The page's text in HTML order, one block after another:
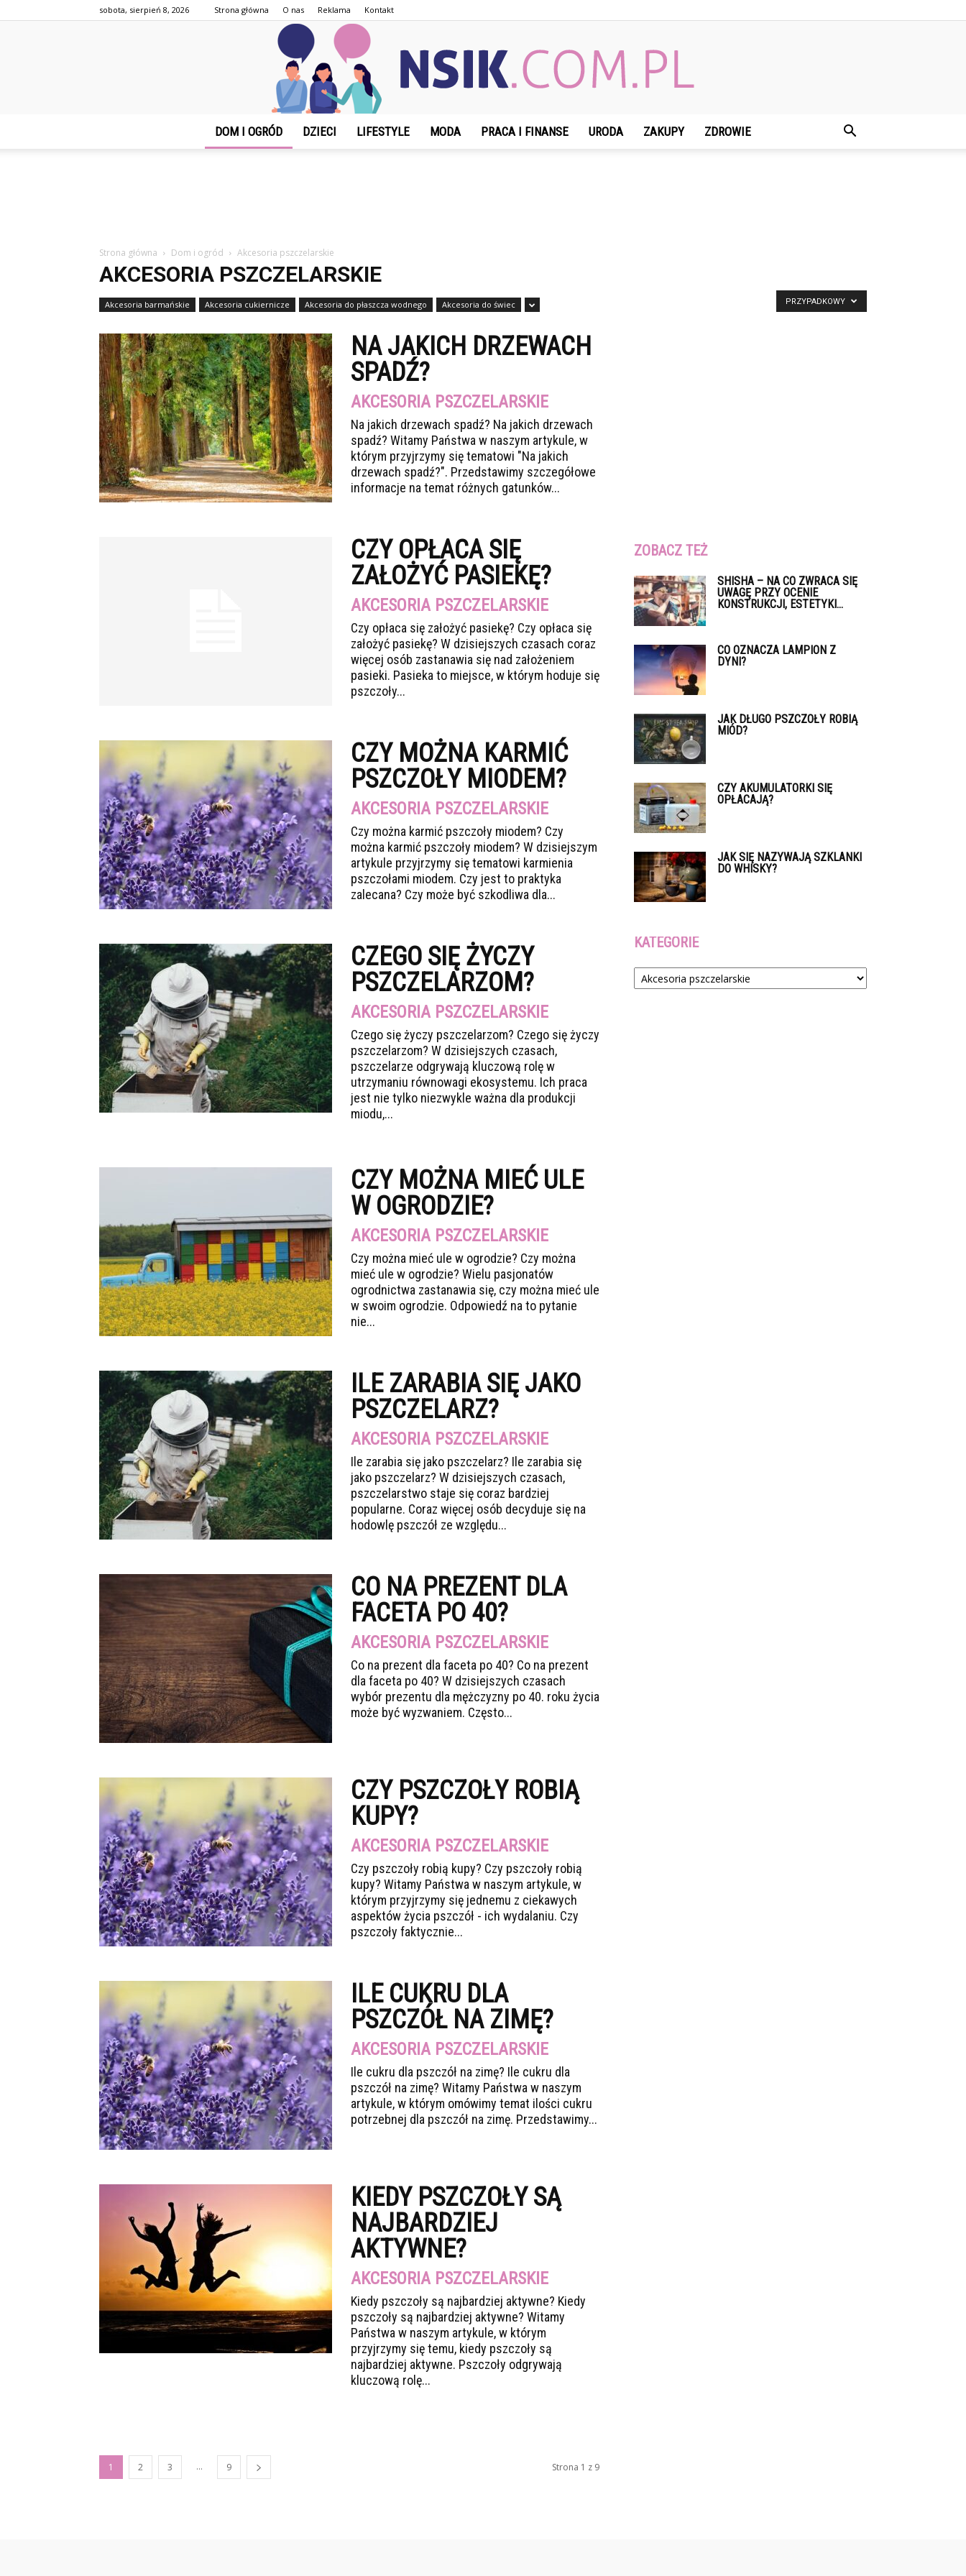
sobota, sierpień 8, 2026 Strona główna O nas Reklama Kontakt
DOM I OGRÓD DZIECI LIFESTYLE MODA PRACA I FINANSE URODA ZAKUPY ZDROWIE
Strona główna Dom i ogród Akcesoria pszczelarskie
AKCESORIA PSZCZELARSKIE
Akcesoria barmańskie Akcesoria cukiernicze Akcesoria do płaszcza wodnego Akcesoria do świec PRZYPADKOWY
NA JAKICH DRZEWACH
SPADŹ?
AKCESORIA PSZCZELARSKIE
Na jakich drzewach spadź? Na jakich drzewach
spadź? Witamy Państwa w naszym artykule, w
którym przyjrzymy się tematowi "Na jakich
drzewach spadź?". Przedstawimy szczegółowe
informacje na temat różnych gatunków...
CZY OPŁACA SIĘ
ZAŁOŻYĆ PASIEKĘ?
AKCESORIA PSZCZELARSKIE
Czy opłaca się założyć pasiekę? Czy opłaca się
założyć pasiekę? W dzisiejszych czasach coraz
więcej osób zastanawia się nad założeniem
pasieki. Pasieka to miejsce, w którym hoduje się
pszczoły...
CZY MOŻNA KARMIĆ
PSZCZOŁY MIODEM?
AKCESORIA PSZCZELARSKIE
Czy można karmić pszczoły miodem? Czy
można karmić pszczoły miodem? W dzisiejszym
artykule przyjrzymy się tematowi karmienia
pszczołami miodem. Czy jest to praktyka
zalecana? Czy może być szkodliwa dla...
CZEGO SIĘ ŻYCZY
PSZCZELARZOM?
AKCESORIA PSZCZELARSKIE
Czego się życzy pszczelarzom? Czego się życzy
pszczelarzom? W dzisiejszych czasach,
pszczelarze odgrywają kluczową rolę w
utrzymaniu równowagi ekosystemu. Ich praca
jest nie tylko niezwykle ważna dla produkcji
miodu,...
CZY MOŻNA MIEĆ ULE
W OGRODZIE?
AKCESORIA PSZCZELARSKIE
Czy można mieć ule w ogrodzie? Czy można
mieć ule w ogrodzie? Wielu pasjonatów
ogrodnictwa zastanawia się, czy można mieć ule
w swoim ogrodzie. Odpowiedź na to pytanie
nie...
ILE ZARABIA SIĘ JAKO
PSZCZELARZ?
AKCESORIA PSZCZELARSKIE
Ile zarabia się jako pszczelarz? Ile zarabia się
jako pszczelarz? W dzisiejszych czasach,
pszczelarstwo staje się coraz bardziej
popularne. Coraz więcej osób decyduje się na
hodowlę pszczół ze względu...
CO NA PREZENT DLA
FACETA PO 40?
AKCESORIA PSZCZELARSKIE
Co na prezent dla faceta po 40? Co na prezent
dla faceta po 40? W dzisiejszych czasach
wybór prezentu dla mężczyzny po 40. roku życia
może być wyzwaniem. Często...
CZY PSZCZOŁY ROBIĄ
KUPY?
AKCESORIA PSZCZELARSKIE
Czy pszczoły robią kupy? Czy pszczoły robią
kupy? Witamy Państwa w naszym artykule, w
którym przyjrzymy się jednemu z ciekawych
aspektów życia pszczół - ich wydalaniu. Czy
pszczoły faktycznie...
ILE CUKRU DLA
PSZCZÓŁ NA ZIMĘ?
AKCESORIA PSZCZELARSKIE
Ile cukru dla pszczół na zimę? Ile cukru dla
pszczół na zimę? Witamy Państwa w naszym
artykule, w którym omówimy temat ilości cukru
potrzebnej dla pszczół na zimę. Przedstawimy...
KIEDY PSZCZOŁY SĄ
NAJBARDZIEJ
AKTYWNE?
AKCESORIA PSZCZELARSKIE
Kiedy pszczoły są najbardziej aktywne? Kiedy
pszczoły są najbardziej aktywne? Witamy
Państwa w naszym artykule, w którym
przyjrzymy się temu, kiedy pszczoły są
najbardziej aktywne. Pszczoły odgrywają
kluczową rolę...
1 2 3 ... 9 Strona 1 z 9
ZOBACZ TEŻ
SHISHA – NA CO ZWRACA SIĘ
UWAGĘ PRZY OCENIE
KONSTRUKCJI, ESTETYKI...
CO OZNACZA LAMPION Z
DYNI?
JAK DŁUGO PSZCZOŁY ROBIĄ
MIÓD?
CZY AKUMULATORKI SIĘ
OPŁACAJĄ?
JAK SIĘ NAZYWAJĄ SZKLANKI
DO WHISKY?
KATEGORIE
Kategorie